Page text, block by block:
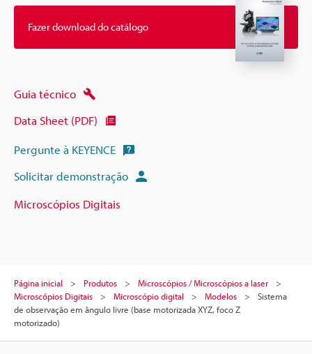
Fazer download do catálogo
Guia técnico
Data Sheet (PDF)
Pergunte à KEYENCE
Solicitar demonstração
Microscópios Digitais
Página inicial Produtos
Microscópios / Microscópios a laser
Microscópios Digitais
Microscópio digital Modelos
Sistema
de observação em ângulo livre (base motorizada XYZ, foco Z
motorizado)